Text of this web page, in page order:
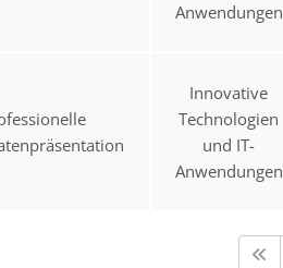
Anwendungen
Innovative
Technologien
und IT-
Anwendungen